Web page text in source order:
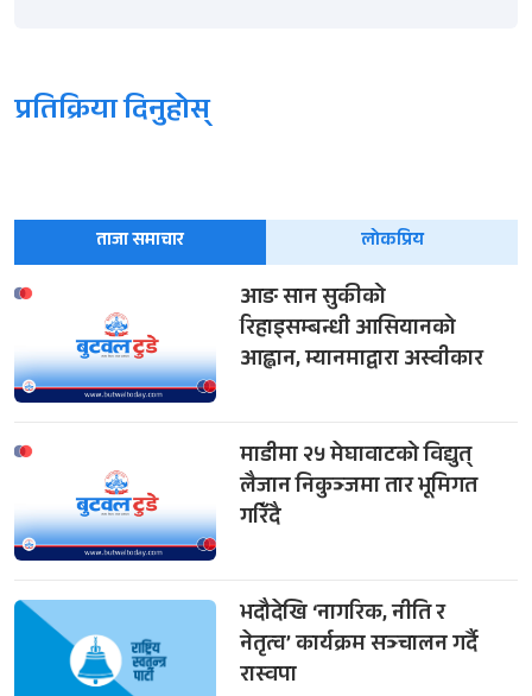
प्रतिक्रिया दिनुहोस्
ताजा समाचार लोकप्रिय
आङ सान सुकीको
रिहाइसम्बन्धी आसियानको
आह्वान, म्यानमाद्वारा अस्वीकार
माडीमा २५ मेघावाटको विद्युत्
लैजान निकुञ्जमा तार भूमिगत
गरिँदै
भदौदेखि ‘नागरिक, नीति र
नेतृत्व’ कार्यक्रम सञ्चालन गर्दै
रास्वपा